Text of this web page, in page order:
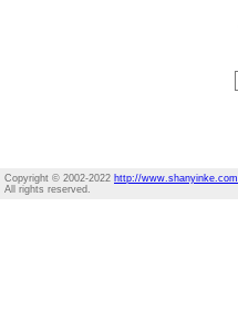
Copyright © 2002-2022 http://www.shanyinke.com
All rights reserved.